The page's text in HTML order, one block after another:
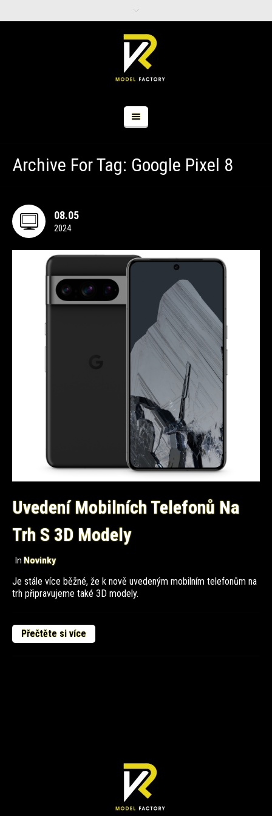
Archive For Tag: Google Pixel 8
08.05
2024
Uvedení Mobilních Telefonů Na
Trh S 3D Modely
In Novinky
Je stále více běžné, že k nově uvedeným mobilním telefonům na
trh připravujeme také 3D modely.
Přečtěte si více